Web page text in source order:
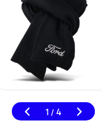
1 / 4